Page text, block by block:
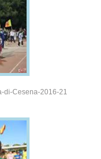
di-Cesena-2016-21